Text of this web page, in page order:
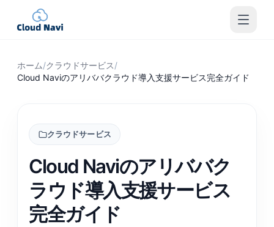
ホーム/クラウドサービス/
Cloud Naviのアリババクラウド導入支援サービス完全ガイド
クラウドサービス
Cloud Naviのアリババク
ラウド導入支援サービス
完全ガイド